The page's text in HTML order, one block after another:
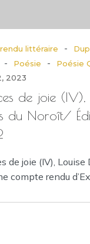
littéraire -
- Poésie -
Poésie
2023
de joie (IV),
du Noroît/
de joie (IV),
compte rendu